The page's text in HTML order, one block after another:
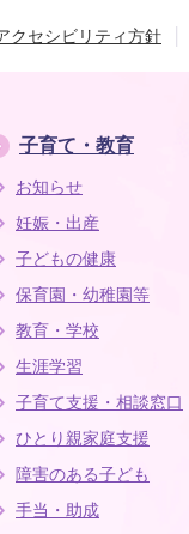
クセシビリティ方針
子育て・教育
お知らせ
妊娠・出産
子どもの健康
保育園・幼稚園等
教育・学校
生涯学習
子育て支援・相談窓口
ひとり親家庭支援
障害のある子ども
手当・助成